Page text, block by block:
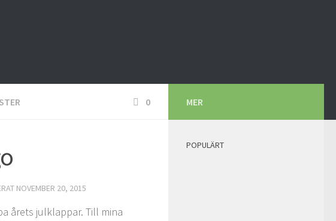
0
NOVEMBER 20, 2015
årets julklappar. Till mina
MER
POPULÄRT